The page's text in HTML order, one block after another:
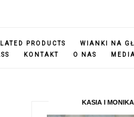
PRODUCTS
WIANKI NA
KONTAKT O NAS
KASIA I MONIKA